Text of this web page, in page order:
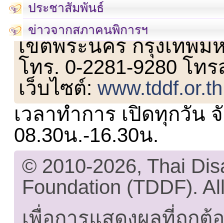
ประชาสัมพันธ์
ข่าวจากสภาคนพิการฯ
เลขที่ 23 ชั้น 2 ถนนวิ
เขตพระนคร กรุงเทพม
โทร. 0-2281-9280 โท
เว็บไซต์:www.tddf.or.th
เวลาทำการ เปิดทุกวัน
08.30น.-16.30น.
© 2010-2026, Thai
Foundation (TDDF).
เพื่อการแสดงผลที่ถูกต้